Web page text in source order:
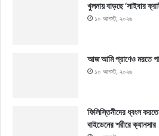
খুলনায় বাড়ছে ‘সাইবার
১০ আগস্ট, ২০২৬
আজ আমি প্রাণেও মরতে
১০ আগস্ট, ২০২৬
ফিলিস্তিনীদের ধ্বংস
বাইডেনের শরীরে ক্যানসার